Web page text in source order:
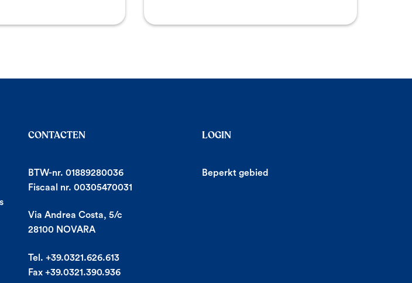
CONTACTEN
BTW-nr. 01889280036
Fiscaal nr. 00305470031
Via Andrea Costa, 5/c
28100 NOVARA
Tel. +39.0321.626.613
Fax +39.0321.390.936
LOGIN
Beperkt gebied